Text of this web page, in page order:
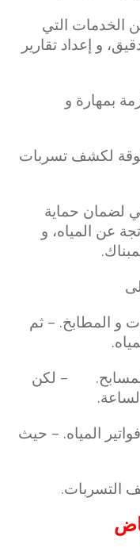
الخدمات التي
و إعداد تقارير
بمهارة و
لكشف تسربات
لضمان حماية
عن المياه، و
و المطابخ. – ثم
– لكن
المياه. – حيث
التسربات.